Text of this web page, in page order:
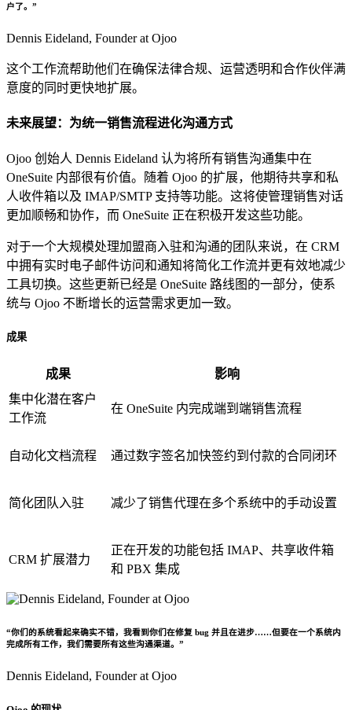
户了。”
Dennis Eideland, Founder at Ojoo
这个工作流帮助他们在确保法律合规、运营透明和合作伙伴满
意度的同时更快地扩展。
未来展望：为统一销售流程进化沟通方式
Ojoo 创始人 Dennis Eideland 认为将所有销售沟通集中在
OneSuite 内部很有价值。随着 Ojoo 的扩展，他期待共享和私
人收件箱以及 IMAP/SMTP 支持等功能。这将使管理销售对话
更加顺畅和协作，而 OneSuite 正在积极开发这些功能。
对于一个大规模处理加盟商入驻和沟通的团队来说，在 CRM
中拥有实时电子邮件访问和通知将简化工作流并更有效地减少
工具切换。这些更新已经是 OneSuite 路线图的一部分，使系
统与 Ojoo 不断增长的运营需求更加一致。
成果
成果
影响
集中化潜在客户
工作流
在 OneSuite 内完成端到端销售流程
自动化文档流程 通过数字签名加快签约到付款的合同闭环
简化团队入驻 减少了销售代理在多个系统中的手动设置
CRM 扩展潜力
正在开发的功能包括 IMAP、共享收件箱
和 PBX 集成
“你们的系统看起来确实不错，我看到你们在修复 bug 并且在进步……但要在一个系统内
完成所有工作，我们需要所有这些沟通渠道。”
Dennis Eideland, Founder at Ojoo